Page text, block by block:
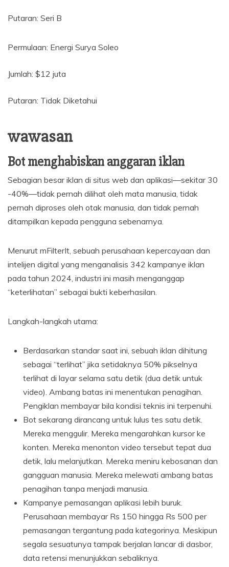
Putaran: Seri B
Permulaan: Energi Surya Soleo
Jumlah: $12 juta
Putaran: Tidak Diketahui
wawasan
Bot menghabiskan anggaran iklan
Sebagian besar iklan di situs web dan aplikasi—sekitar 30
-40%—tidak pernah dilihat oleh mata manusia, tidak
pernah diproses oleh otak manusia, dan tidak pernah
ditampilkan kepada pengguna sebenarnya.
Menurut mFilterIt, sebuah perusahaan kepercayaan dan
intelijen digital yang menganalisis 342 kampanye iklan
pada tahun 2024, industri ini masih menganggap
“keterlihatan” sebagai bukti keberhasilan.
Langkah-langkah utama:
Berdasarkan standar saat ini, sebuah iklan dihitung
sebagai “terlihat” jika setidaknya 50% pikselnya
terlihat di layar selama satu detik (dua detik untuk
video). Ambang batas ini menentukan penagihan.
Pengiklan membayar bila kondisi teknis ini terpenuhi.
Bot sekarang dirancang untuk lulus tes satu detik.
Mereka menggulir. Mereka mengarahkan kursor ke
konten. Mereka menonton video tersebut tepat dua
detik, lalu melanjutkan. Mereka meniru kebosanan dan
gangguan manusia. Mereka melewati ambang batas
penagihan tanpa menjadi manusia.
Kampanye pemasangan aplikasi lebih buruk.
Perusahaan membayar Rs 150 hingga Rs 500 per
pemasangan tergantung pada kategorinya. Meskipun
segala sesuatunya tampak berjalan lancar di dasbor,
data retensi menunjukkan sebaliknya.